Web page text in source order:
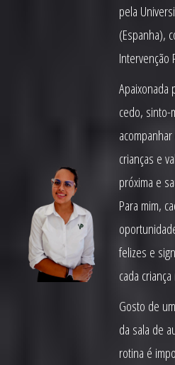
pela
(Espanha),
Intervenção
Apaixonada
cedo, sinto-
crianças e
próxima e
Para mim,
felizes e
cada
Gosto de
da sala de
rotina é